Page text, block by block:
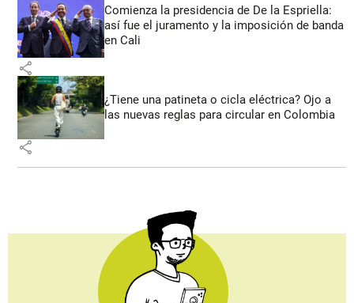
Comienza la presidencia de De la Espriella:
así fue el juramento y la imposición de banda
en Cali
share
¿Tiene una patineta o cicla eléctrica? Ojo a
las nuevas reglas para circular en Colombia
share